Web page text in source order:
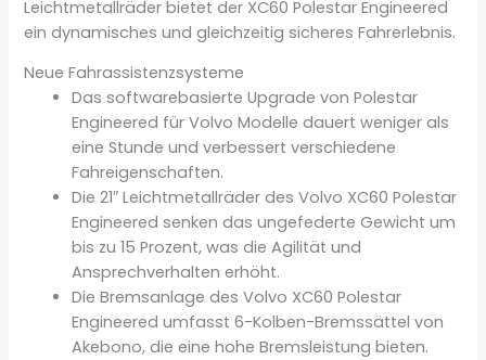
Leichtmetallräder bietet der XC60 Polestar Engineered
ein dynamisches und gleichzeitig sicheres Fahrerlebnis.
Neue Fahrassistenzsysteme
Das softwarebasierte Upgrade von Polestar
Engineered für Volvo Modelle dauert weniger als
eine Stunde und verbessert verschiedene
Fahreigenschaften.
Die 21″ Leichtmetallräder des Volvo XC60 Polestar
Engineered senken das ungefederte Gewicht um
bis zu 15 Prozent, was die Agilität und
Ansprechverhalten erhöht.
Die Bremsanlage des Volvo XC60 Polestar
Engineered umfasst 6-Kolben-Bremssättel von
Akebono, die eine hohe Bremsleistung bieten.